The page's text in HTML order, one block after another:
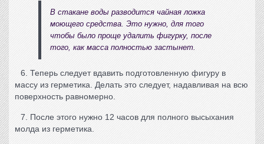
В стакане воды разводится чайная ложка
моющего средства. Это нужно, для того
чтобы было проще удалить фигурку, после
того, как масса полностью застынет.
6. Теперь следует вдавить подготовленную фигуру в
массу из герметика. Делать это следует, надавливая на всю
поверхность равномерно.
7. После этого нужно 12 часов для полного высыхания
молда из герметика